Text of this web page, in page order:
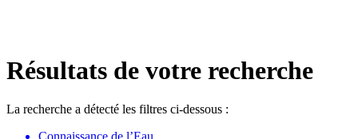
Résultats de votre recherche
La recherche a détecté les filtres ci-dessous :